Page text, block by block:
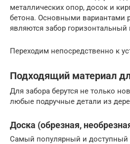
металлических опор, досок и
бетона. Основными вариантами
являются забор горизонтальный
Переходим непосредственно к
Подходящий материал
Для забора берутся не только
любые подручные детали из
Доска (обрезная,
Самый популярный и доступный